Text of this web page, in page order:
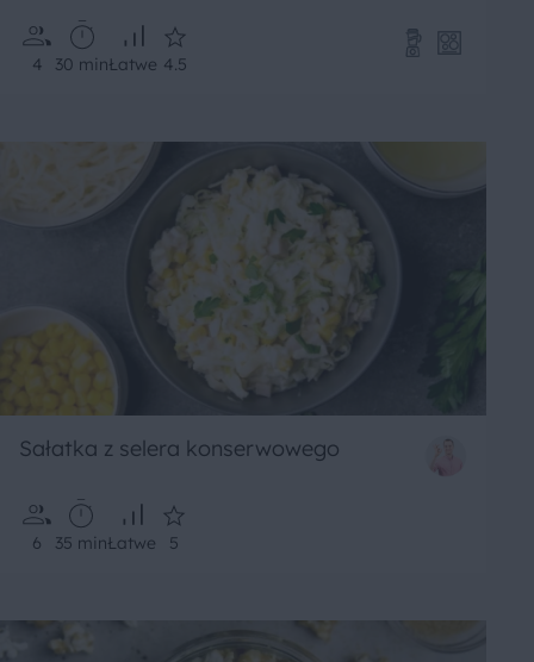
4 30 minŁatwe 4.5
Sałatka z selera konserwowego
6 35 minŁatwe 5